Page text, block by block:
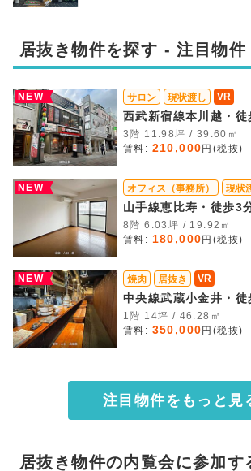
居抜き物件を探す - 注目物件
NEW サロン 現状渡し VR
西武新宿線本川越・徒
3階 11.98坪 / 39.60㎡
賃料: 210,000 円(税抜)
NEW オフィス（事務所） 現状
山手線恵比寿・徒歩3
8階 6.03坪 / 19.92㎡
賃料: 180,000 円(税抜)
NEW 焼肉 居抜き VR
中央線武蔵小金井・徒
1階 14坪 / 46.28㎡
賃料: 350,000 円(税抜)
注目物件をもっと見
居抜き物件の内覧会に参加す